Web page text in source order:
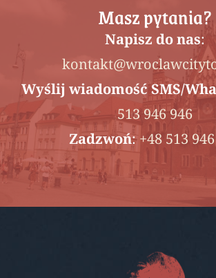
Masz pytania?
Napisz do nas:
Wyślij wiadomość SMS/
513 946 946
Zadzwoń:+48 513